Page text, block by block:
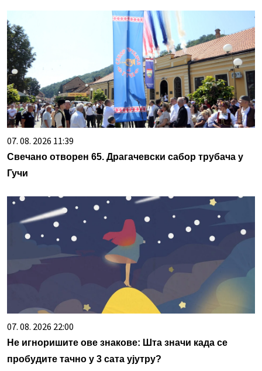
07. 08. 2026 11:39
Свечано отворен 65. Драгачевски сабор трубача у
Гучи
07. 08. 2026 22:00
Не игноришите ове знакове: Шта значи када се
пробудите тачно у 3 сата ујутру?